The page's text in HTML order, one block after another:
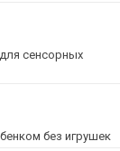
сенсорных
без игрушек